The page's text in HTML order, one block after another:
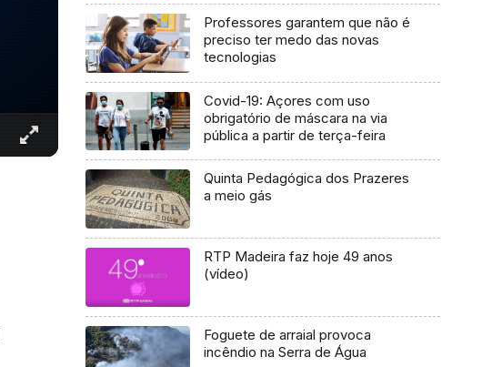
Professores garantem que não é
preciso ter medo das novas
tecnologias
Covid-19: Açores com uso
obrigatório de máscara na via
pública a partir de terça-feira
Quinta Pedagógica dos Prazeres
a meio gás
RTP Madeira faz hoje 49 anos
(vídeo)
Foguete de arraial provoca
incêndio na Serra de Água